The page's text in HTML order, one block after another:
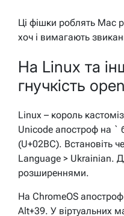
Ці фішки роблять Mac
хоч і вимагають
На Linux та
гнучкість
Linux – король
Unicode апостроф на `
(U+02BC). Встановіть
Language > Ukrainian.
розширеннями.
На ChromeOS
Alt+39. У віртуальних